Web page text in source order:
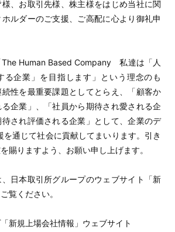
、お取引先様、株主様をはじめ当社に関
ルダーのご支援、ご高配に心より御礼申
The Human Based Company 私達は「人
る企業」を目指します」という理念のも
性を最重要課題としてとらえ、「顧客か
企業」、「社員から期待され愛される企
され評価される企業」として、企業のデ
を通じて社会に貢献してまいります。引き
賜りますよう、お願い申し上げます。
日本取引所グループのウェブサイト「新
覧ください。
新規上場会社情報」ウェブサイト